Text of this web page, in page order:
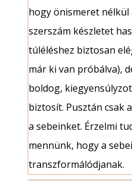
hogy önismeret
szerszám készletet
túléléshez biztosan
már ki van próbálva),
boldog,
biztosít. Pusztán csak
a sebeinket. Érzelmi
mennünk, hogy a
transzformálódjanak.